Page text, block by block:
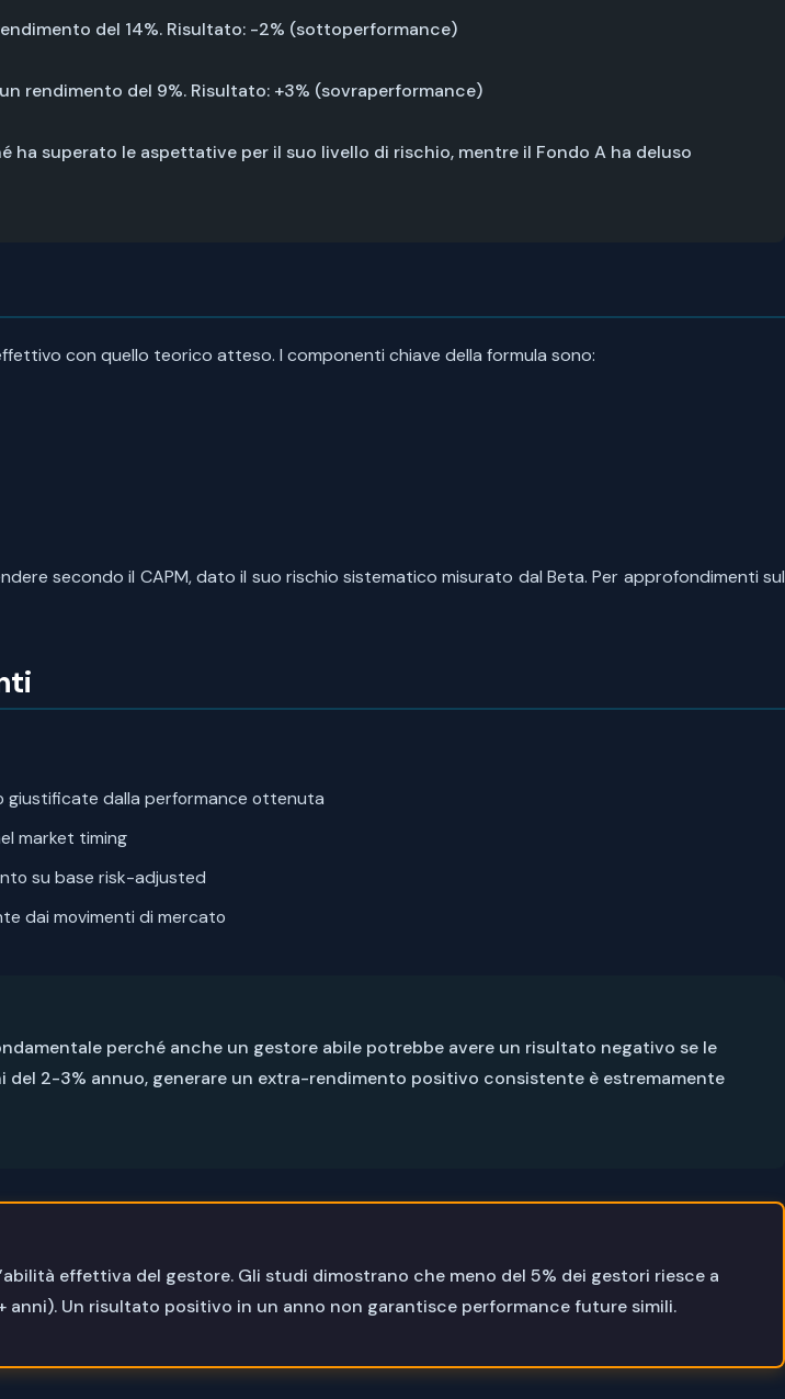
del 14%. Risultato: -2% (sottoperformance)
rendimento del 9%. Risultato: +3% (sovraperformance)
superato le aspettative per il suo livello di rischio, mentre il Fondo A ha deluso
con quello teorico atteso. I componenti chiave della formula sono:
secondo il CAPM, dato il suo rischio sistematico misurato dal Beta. Per approfondimenti sul
giustificate dalla performance ottenuta
market timing
su base risk-adjusted
dai movimenti di mercato
perché anche un gestore abile potrebbe avere un risultato negativo se le
2-3% annuo, generare un extra-rendimento positivo consistente è estremamente
effettiva del gestore. Gli studi dimostrano che meno del 5% dei gestori riesce a
Un risultato positivo in un anno non garantisce performance future simili.